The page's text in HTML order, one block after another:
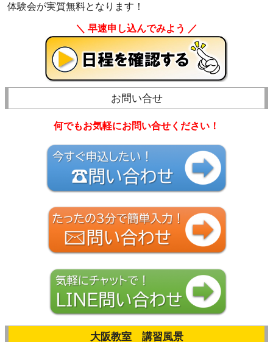
体験会が実質無料となります！
＼ 早速申し込んでみよう ／
お問い合せ
何でもお気軽にお問い合せください！
大阪教室 講習風景